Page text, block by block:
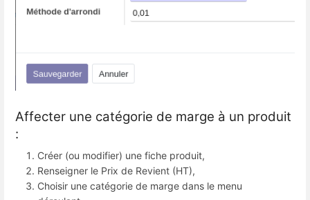
Affecter une catégorie de marge à un produit
:
Créer (ou modifier) une fiche produit,
Renseigner le Prix de Revient (HT),
Choisir une catégorie de marge dans le menu